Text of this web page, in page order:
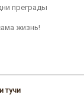
преграды
жизнь!
тучи